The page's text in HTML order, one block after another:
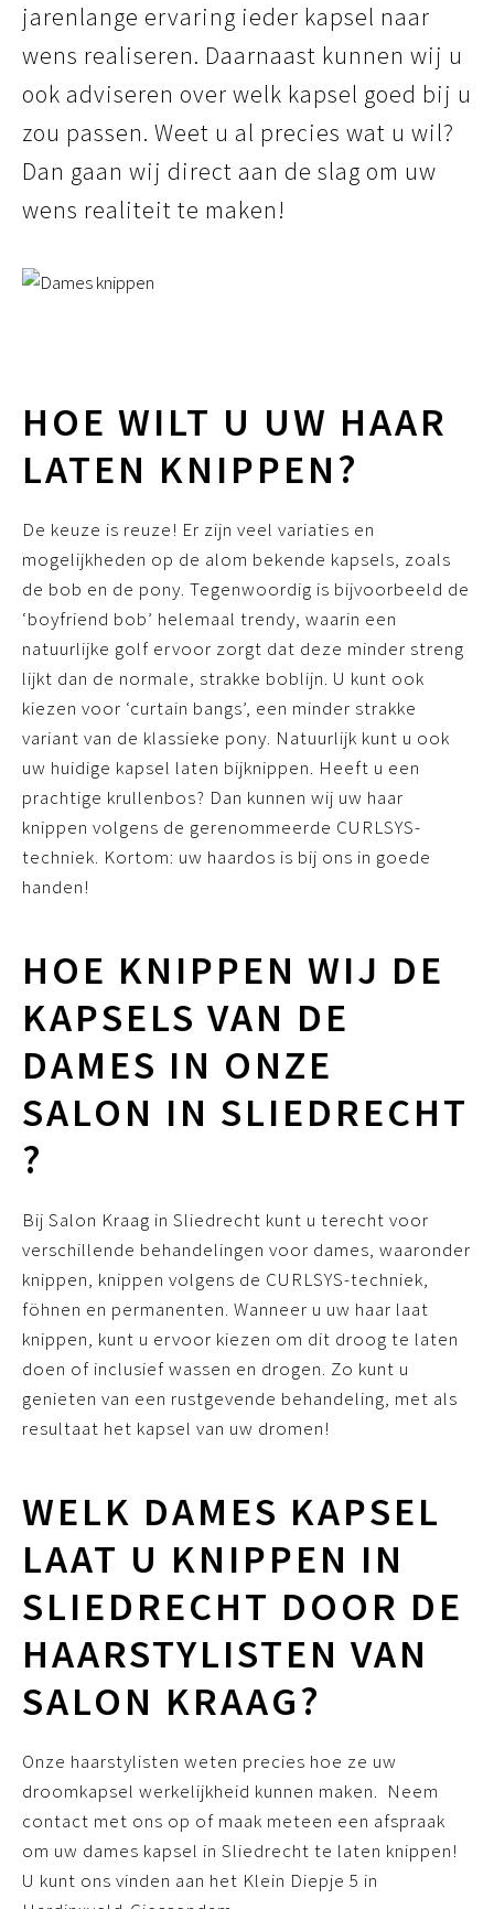
jarenlange ervaring ieder kapsel naar
wens realiseren. Daarnaast kunnen wij u
ook adviseren over welk kapsel goed bij u
zou passen. Weet u al precies wat u wil?
Dan gaan wij direct aan de slag om uw
wens realiteit te maken!
HOE WILT U UW HAAR
LATEN KNIPPEN?
De keuze is reuze! Er zijn veel variaties en
mogelijkheden op de alom bekende kapsels, zoals
de bob en de pony. Tegenwoordig is bijvoorbeeld de
‘boyfriend bob’ helemaal trendy, waarin een
natuurlijke golf ervoor zorgt dat deze minder streng
lijkt dan de normale, strakke boblijn. U kunt ook
kiezen voor ‘curtain bangs’, een minder strakke
variant van de klassieke pony. Natuurlijk kunt u ook
uw huidige kapsel laten bijknippen. Heeft u een
prachtige krullenbos? Dan kunnen wij uw haar
knippen volgens de gerenommeerde CURLSYS-
techniek. Kortom: uw haardos is bij ons in goede
handen!
HOE KNIPPEN WIJ DE
KAPSELS VAN DE
DAMES IN ONZE
SALON IN SLIEDRECHT
?
Bij Salon Kraag in Sliedrecht kunt u terecht voor
verschillende behandelingen voor dames, waaronder
knippen, knippen volgens de CURLSYS-techniek,
föhnen en permanenten. Wanneer u uw haar laat
knippen, kunt u ervoor kiezen om dit droog te laten
doen of inclusief wassen en drogen. Zo kunt u
genieten van een rustgevende behandeling, met als
resultaat het kapsel van uw dromen!
WELK DAMES KAPSEL
LAAT U KNIPPEN IN
SLIEDRECHT DOOR DE
HAARSTYLISTEN VAN
SALON KRAAG?
Onze haarstylisten weten precies hoe ze uw
droomkapsel werkelijkheid kunnen maken. Neem
contact met ons op of maak meteen een afspraak
om uw dames kapsel in Sliedrecht te laten knippen!
U kunt ons vinden aan het Klein Diepje 5 in